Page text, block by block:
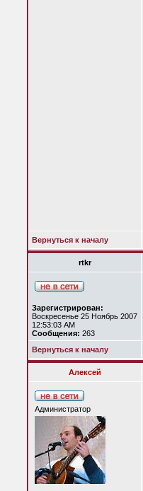
Вернуться к началу
rtkr
Зарегистрирован:
Воскресенье 25 Ноябрь 2007
12:53:03 AM
Сообщения: 263
Вернуться к началу
Алексей
Администратор